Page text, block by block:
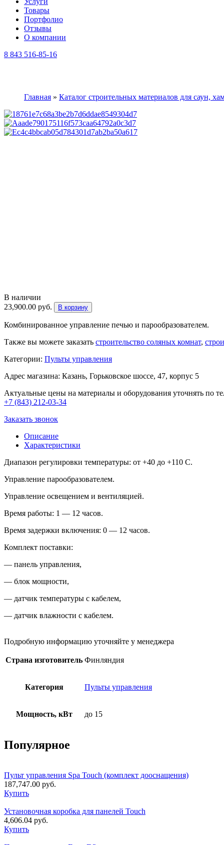
Товары
Портфолио
Отзывы
О компании
8 843 516-85-16
Главная » Каталог строительных материалов для саун,
В наличии
23,900.00 руб. В корзину
Комбинированное управление печью и парообразователем.
Также вы можете заказать строительство соляных комнат,
Категории: Пульты управления
Адрес магазина: Казань, Горьковское шоссе, 47, корпус 5
Актуальные цены на материалы и оборудования уточнять по
+7 (843) 212-03-34
Заказать звонок
Описание
Характеристики
Диапазон регулировки температуры: от +40 до +110 С.
Управление парообразователем.
Управление освещением и вентиляцией.
Время работы: 1 — 12 часов.
Время задержки включения: 0 — 12 часов.
Комплект поставки:
— панель управления,
— блок мощности,
— датчик температуры с кабелем,
— датчик влажности с кабелем.
Подробную информацию уточняйте у менеджера
Страна изготовитель Финляндия
Категория Пульты управления
Мощность, кВт до 15
Популярное
Пульт управления Spa Touch (комплект дооснащения)
187,747.00 руб.
Купить
Установочная коробка для панелей Touch
4,606.04 руб.
Купить